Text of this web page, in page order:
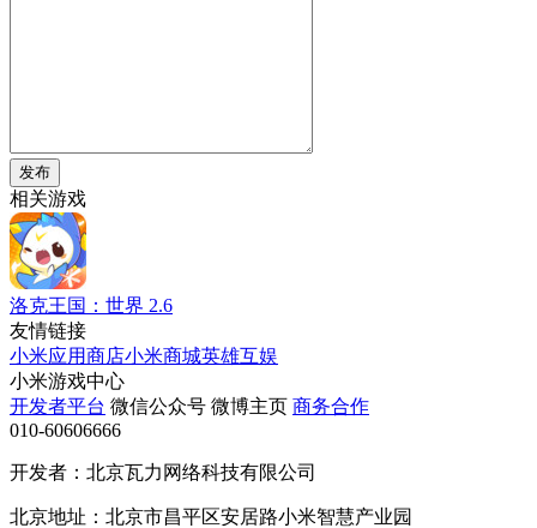
发布
相关游戏
洛克王国：世界 2.6
友情链接
小米应用商店小米商城英雄互娱
小米游戏中心
开发者平台 微信公众号 微博主页 商务合作
010-60606666
开发者：北京瓦力网络科技有限公司
北京地址：北京市昌平区安居路小米智慧产业园